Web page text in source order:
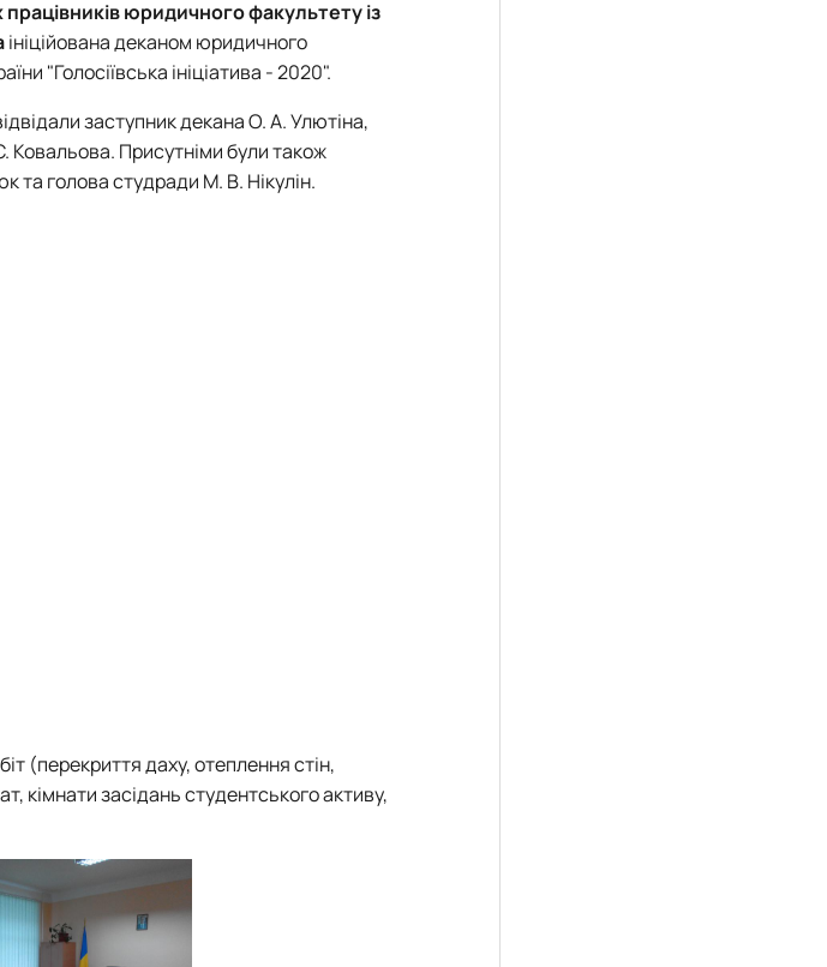
юридичного факультету із
ініційована деканом юридичного
"Голосіївська ініціатива - 2020".
заступник декана О. А. Улютіна,
Присутніми були також
та голова студради М. В. Нікулін.
(перекриття даху, отеплення стін,
кімнати засідань студентського активу,